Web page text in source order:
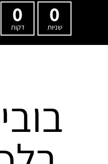
0
שניות
0
דקות